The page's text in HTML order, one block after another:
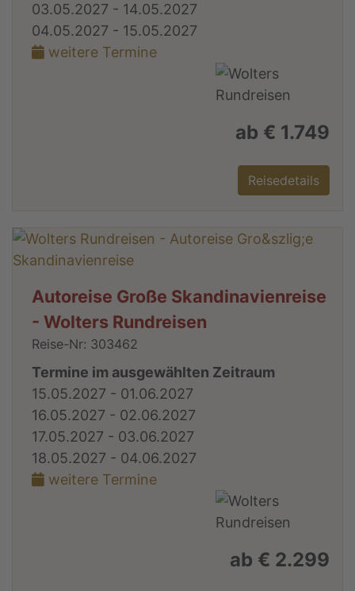
03.05.2027 - 14.05.2027
04.05.2027 - 15.05.2027
weitere Termine
ab € 1.749
Reisedetails
Autoreise Große Skandinavienreise
- Wolters Rundreisen
Reise-Nr: 303462
Termine im ausgewählten Zeitraum
15.05.2027 - 01.06.2027
16.05.2027 - 02.06.2027
17.05.2027 - 03.06.2027
18.05.2027 - 04.06.2027
weitere Termine
ab € 2.299